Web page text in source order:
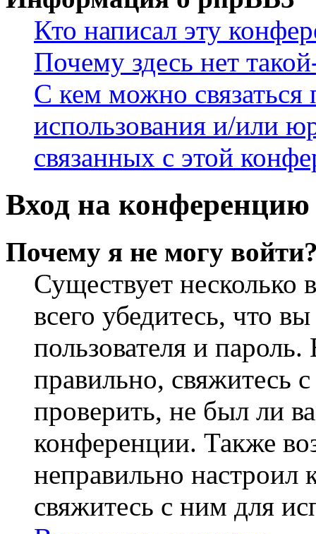
Кто написал эту
Почему здесь нет
С кем можно связаться
использования и/или
связанных с этой
Вход на конференцию
Почему я не могу
Существует
всего убедитесь, что
пользователя и
правильно, свяжитесь
проверить, не был ли
конференции. Также
неправильно
свяжитесь с ним для